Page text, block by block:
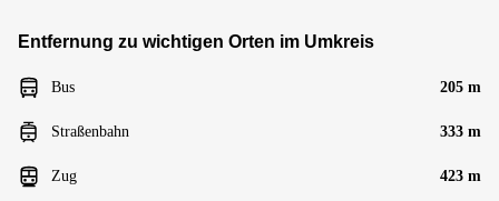
Entfernung zu wichtigen Orten im Umkreis
Bus 205 m
Straßenbahn 333 m
Zug 423 m